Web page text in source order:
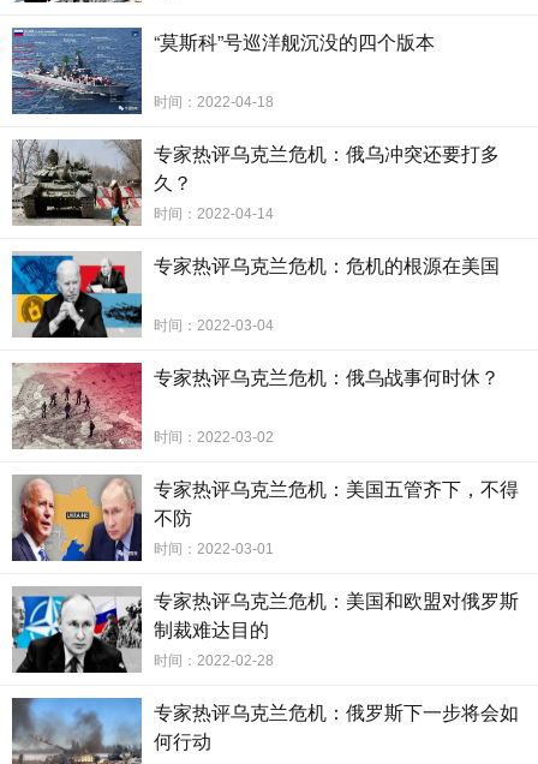
“莫斯科”号巡洋舰沉没的四个版本
时间：2022-04-18
专家热评乌克兰危机：俄乌冲突还要打多
久？
时间：2022-04-14
专家热评乌克兰危机：危机的根源在美国
时间：2022-03-04
专家热评乌克兰危机：俄乌战事何时休？
时间：2022-03-02
专家热评乌克兰危机：美国五管齐下，不得
不防
时间：2022-03-01
专家热评乌克兰危机：美国和欧盟对俄罗斯
制裁难达目的
时间：2022-02-28
专家热评乌克兰危机：俄罗斯下一步将会如
何行动